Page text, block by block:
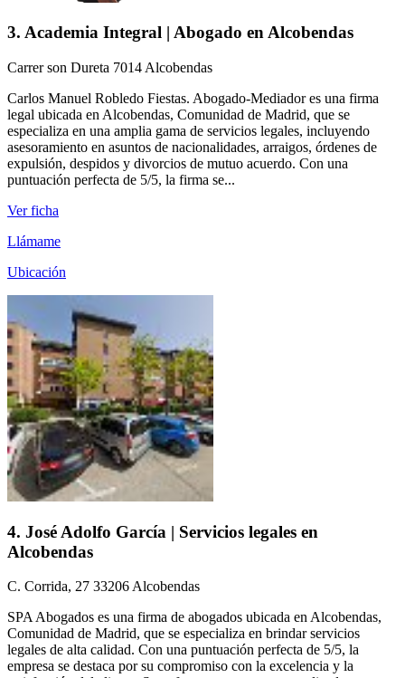
3. Academia Integral | Abogado en Alcobendas
Carrer son Dureta 7014 Alcobendas
Carlos Manuel Robledo Fiestas. Abogado-Mediador es una firma
legal ubicada en Alcobendas, Comunidad de Madrid, que se
especializa en una amplia gama de servicios legales, incluyendo
asesoramiento en asuntos de nacionalidades, arraigos, órdenes de
expulsión, despidos y divorcios de mutuo acuerdo. Con una
puntuación perfecta de 5/5, la firma se...
Ver ficha
Llámame
Ubicación
4. José Adolfo García | Servicios legales en
Alcobendas
C. Corrida, 27 33206 Alcobendas
SPA Abogados es una firma de abogados ubicada en Alcobendas,
Comunidad de Madrid, que se especializa en brindar servicios
legales de alta calidad. Con una puntuación perfecta de 5/5, la
empresa se destaca por su compromiso con la excelencia y la